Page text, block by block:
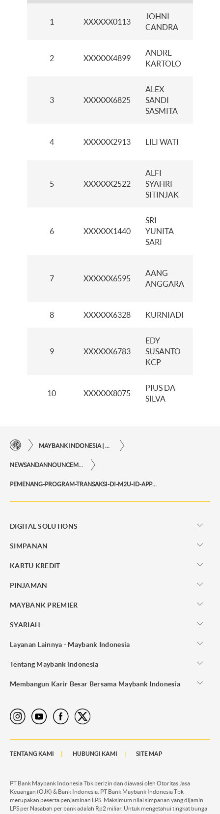
1 XXXXXX0113
JOHNI
CANDRA
2 XXXXXX4899
ANDRE
KARTOLO
3 XXXXXX6825
ALEX
SANDI
SASMITA
4 XXXXXX2913 LILI WATI
5 XXXXXX2522
ALFI
SYAHRI
SITINJAK
6 XXXXXX1440
SRI
YUNITA
SARI
7 XXXXXX6595
AANG
ANGGARA
8 XXXXXX6328 KURNIADI
9 XXXXXX6783
EDY
SUSANTO
KCP
10 XXXXXX8075
PIUS DA
SILVA
PEMENANG-PROGRAM-TRANSAKSI-DI-M2U-ID-APP-PERIODE-JUNI-2022
DIGITAL SOLUTIONS
SIMPANAN
KARTU KREDIT
PINJAMAN
MAYBANK PREMIER
SYARIAH
Layanan Lainnya - Maybank Indonesia
Tentang Maybank Indonesia
Membangun Karir Besar Bersama Maybank Indonesia
TENTANG KAMI HUBUNGI KAMI SITE MAP
PT Bank Maybank Indonesia Tbk berizin dan diawasi oleh Otoritas Jasa
Keuangan (OJK) & Bank Indonesia. PT Bank Maybank Indonesia Tbk
merupakan peserta penjaminan LPS. Maksimum nilai simpanan yang dijamin
LPS per Nasabah per bank adalah Rp2 miliar. Untuk mengetahui tingkat bunga